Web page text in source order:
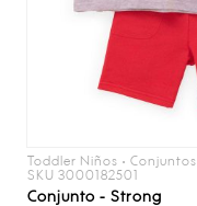
Toddler Niños • Conjuntos
SKU 3000182501
Conjunto - Strong